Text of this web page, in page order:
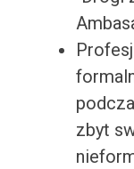
zbyt